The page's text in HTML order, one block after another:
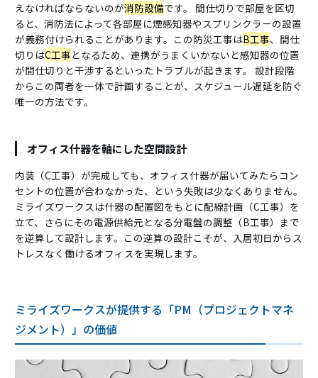
えなければならないのが消防設備です。 間仕切りで部屋を区切
ると、消防法によって各部屋に煙感知器やスプリンクラーの設置
が義務付けられることがあります。この防災工事はB工事、間仕
切りはC工事 となるため、連携がうまくいかないと感知器の位置
が間仕切りと干渉するといったトラブルが起きます。 設計段階
からこの両者を一体で計画することが、スケジュール遅延を防ぐ
唯一の方法です。
オフィス什器を軸にした空間設計
内装（C工事）が完成しても、オフィス什器が届いてみたらコン
セントの位置が合わなかった、という失敗は少なくありません。
ミライズワークスは什器の配置図をもとに配線計画（C工事）を
立て、さらにその電源供給元となる分電盤の調整（B工事）まで
を逆算して設計します。この逆算の設計こそが、入居初日からス
トレスなく働けるオフィスを実現します。
ミライズワークスが提供する「PM（プロジェクトマネ
ジメント）」の価値